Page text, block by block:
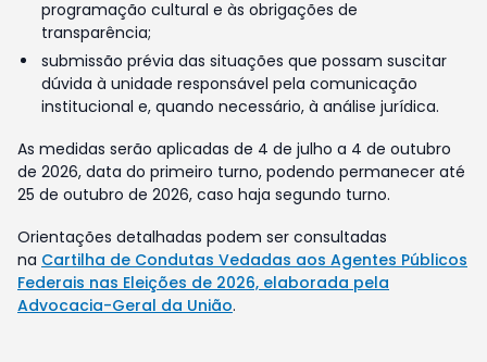
programação cultural e às obrigações de
transparência;
submissão prévia das situações que possam suscitar
dúvida à unidade responsável pela comunicação
institucional e, quando necessário, à análise jurídica.
As medidas serão aplicadas de 4 de julho a 4 de outubro
de 2026, data do primeiro turno, podendo permanecer até
25 de outubro de 2026, caso haja segundo turno.
Orientações detalhadas podem ser consultadas
na Cartilha de Condutas Vedadas aos Agentes Públicos
Federais nas Eleições de 2026, elaborada pela
Advocacia-Geral da União.